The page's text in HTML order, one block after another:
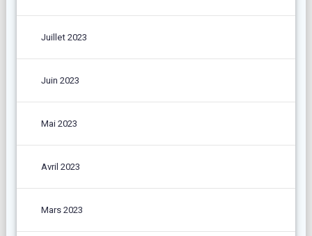
Juillet 2023
Juin 2023
Mai 2023
Avril 2023
Mars 2023